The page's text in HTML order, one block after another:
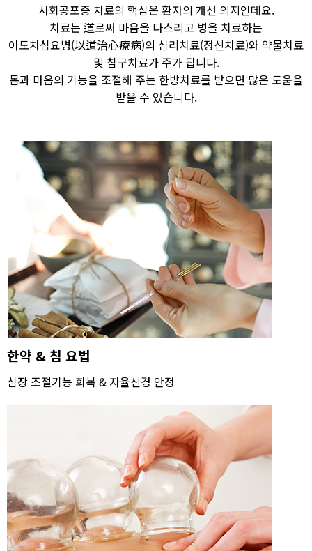
사회공포증 치료의 핵심은 환자의 개선 의지인데요.
치료는 道로써 마음을 다스리고 병을 치료하는
이도치심요병(以道治心療病)의 심리치료(정신치료)와 약물치료
및 침구치료가 주가 됩니다.
몸과 마음의 기능을 조절해 주는 한방치료를 받으면 많은 도움을
받을 수 있습니다.
한약 & 침 요법
심장 조절기능 회복 & 자율신경 안정​